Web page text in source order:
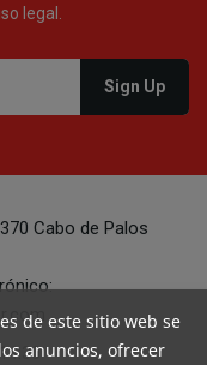
legal.
Cabo de Palos
de este sitio web se
anuncios, ofrecer